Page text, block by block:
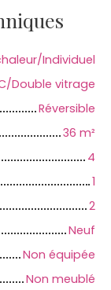
Individuel
Double vitrage
Réversible
36 m²
4
1
2
Neuf
Non équipée
Non meublé